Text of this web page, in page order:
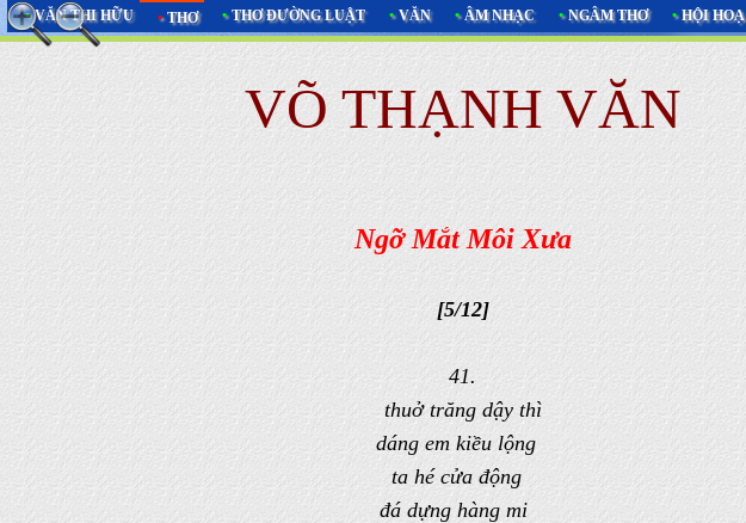
• VĂN THI HỮU • THƠ • THƠ ĐƯỜNG LUẬT • VĂN • ÂM NHẠC • NGÂM THƠ • HỘI HOẠ
VÕ THẠNH VĂN
Ngỡ Mắt Môi Xưa
[5/12]
41.
thuở trăng dậy thì
dáng em kiều lộng
ta hé cửa động
đá dựng hàng mi